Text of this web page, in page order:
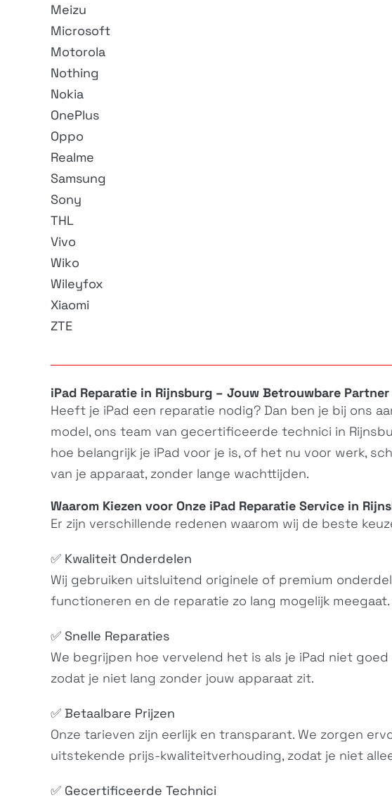
Meizu
Microsoft
Motorola
Nothing
Nokia
OnePlus
Oppo
Realme
Samsung
Sony
THL
Vivo
Wiko
Wileyfox
Xiaomi
ZTE
iPad Reparatie in Rijnsburg – Jouw Betrouwbare Partner
Heeft je iPad een reparatie nodig? Dan ben je bij ons
model, ons team van gecertificeerde technici in
hoe belangrijk je iPad voor je is, of het nu voor werk,
van je apparaat, zonder lange wachttijden.
Waarom Kiezen voor Onze iPad Reparatie Service in
Er zijn verschillende redenen waarom wij de beste
✅ Kwaliteit Onderdelen
Wij gebruiken uitsluitend originele of premium
functioneren en de reparatie zo lang mogelijk meegaat.
✅ Snelle Reparaties
We begrijpen hoe vervelend het is als je iPad niet
zodat je niet lang zonder jouw apparaat zit.
✅ Betaalbare Prijzen
Onze tarieven zijn eerlijk en transparant. We zorgen
uitstekende prijs-kwaliteitverhouding, zodat je niet
✅ Gecertificeerde Technici